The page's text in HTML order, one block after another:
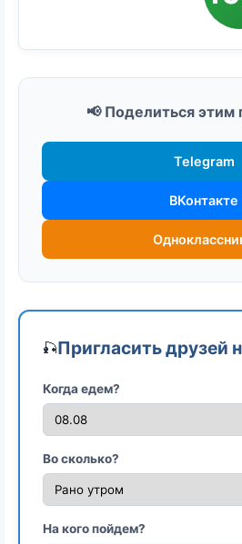
📢 Поделиться этим
Telegram
ВКонтакте
🎣Пригласить друзей
Когда едем?
Во сколько?
На кого пойдем?